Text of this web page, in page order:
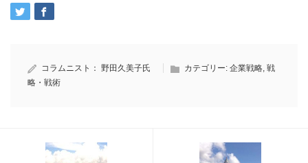
コラムニスト： 野田久美子氏 カテゴリー: 企業戦略, 戦
略・戦術